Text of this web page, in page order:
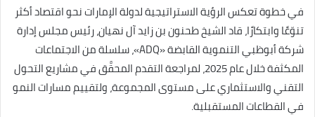
في خطوة تعكس الرؤية الاستراتيجية لدولة الإمارات نحو اقتصاد أكثر
تنوّعًا وابتكارًا، قاد الشيخ طحنون بن زايد آل نهيان، رئيس مجلس إدارة
شركة أبوظبي التنموية القابضة «ADQ»، سلسلة من الاجتماعات
المكثفة خلال عام 2025، لمراجعة التقدم المحقَّق في مشاريع التحول
التقني والاستثماري على مستوى المجموعة، ولتقييم مسارات النمو
في القطاعات المستقبلية.